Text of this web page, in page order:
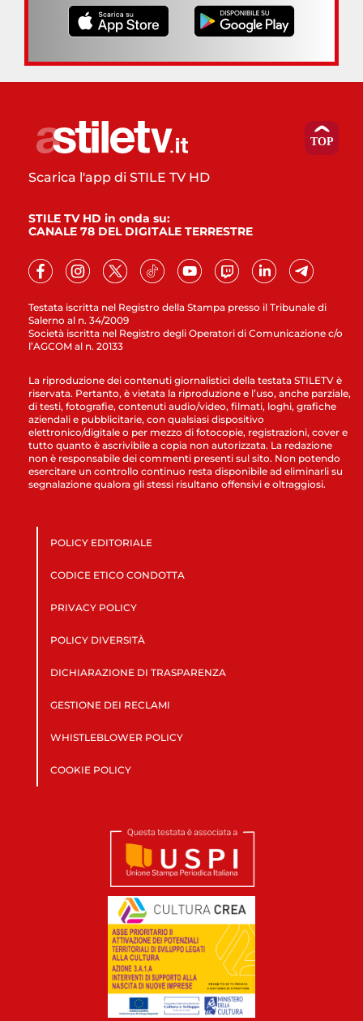
Testata iscritta nel Registro della Stampa presso il Tribunale di
Salerno al n. 34/2009
Società iscritta nel Registro degli Operatori di Comunicazione c/o
l’AGCOM al n. 20133
Scarica l'app di STILE TV HD
STILE TV HD in onda su:
CANALE 78 DEL DIGITALE TERRESTRE
La riproduzione dei contenuti giornalistici della testata STILETV è
riservata. Pertanto, è vietata la riproduzione e l’uso, anche parziale,
di testi, fotografie, contenuti audio/video, filmati, loghi, grafiche
aziendali e pubblicitarie, con qualsiasi dispositivo
elettronico/digitale o per mezzo di fotocopie, registrazioni, cover e
tutto quanto è ascrivibile a copia non autorizzata. La redazione
non è responsabile dei commenti presenti sul sito. Non potendo
esercitare un controllo continuo resta disponibile ad eliminarli su
segnalazione qualora gli stessi risultano offensivi e oltraggiosi.
POLICY EDITORIALE
CODICE ETICO CONDOTTA
PRIVACY POLICY
POLICY DIVERSITÀ
DICHIARAZIONE DI TRASPARENZA
GESTIONE DEI RECLAMI
WHISTLEBLOWER POLICY
COOKIE POLICY